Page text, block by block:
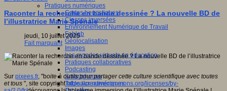
Pratiques numériques
Cartes heuristiques
Classes inversées
Environnement Numérique de Travail
Fablab
Géolocalisation
Images
Les mondes virtuels en éducation
Pratiques collaboratives
Podcasting
Smartphones
Tableaux numériques
Raconter la recherche en bande dessinée ? La nouvelle BD de
l’illustratrice Marie Spénale
jeudi, 10 juillet 2025
Fait marquant
Sur pixees.fr, "boite à outils pour partager cette culture scientifique avec toutes
et tous ", site copyrighthttps://creativecommons.org/licenses/by-